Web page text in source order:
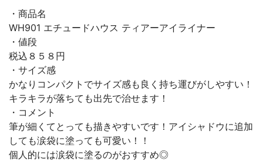
・商品名
WH901 エチュードハウス ティアーアイライナー
・値段
税込８５８円
・サイズ感
かなりコンパクトでサイズ感も良く持ち運びがしやすい！
キラキラが落ちても出先で治せます！
・コメント
筆が細くてとっても描きやすいです！アイシャドウに追加
しても涙袋に塗っても可愛い！！
個人的には涙袋に塗るのがおすすめ◎